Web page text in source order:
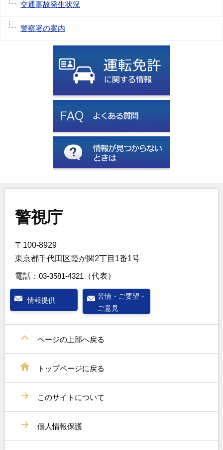
交通事故発生状況
警察署の案内
警視庁
〒100-8929
東京都千代田区霞が関2丁目1番1号
電話： 03-3581-4321 （代表）
情報提供
苦情・ご要望・
ご意見
ページの上部へ戻る
トップページに戻る
このサイトについて
個人情報保護